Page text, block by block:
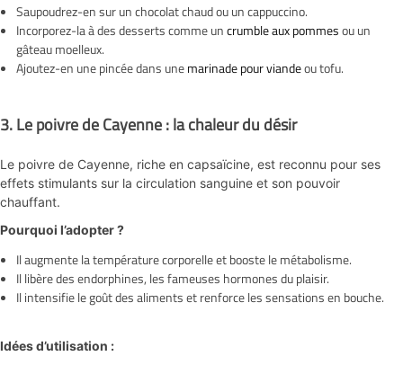
Saupoudrez-en sur un chocolat chaud ou un cappuccino.
Incorporez-la à des desserts comme uncrumble aux pommesou un
gâteau moelleux.
Ajoutez-en une pincée dans unemarinade pour viandeou tofu.
3.Le poivre de Cayenne : la chaleur du désir
Le poivre de Cayenne, riche en capsaïcine, est reconnu pour ses
effets stimulants sur la circulation sanguine et son pouvoir
chauffant.
Pourquoi l’adopter ?
Il augmente la température corporelle et booste le métabolisme.
Il libère des endorphines, les fameuses hormones du plaisir.
Il intensifie le goût des aliments et renforce les sensations en bouche.
Idées d’utilisation :